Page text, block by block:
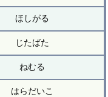
ほしがる
じたばた
ねむる
はらだいこ